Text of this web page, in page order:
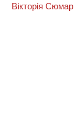
Вікторія Сюмар